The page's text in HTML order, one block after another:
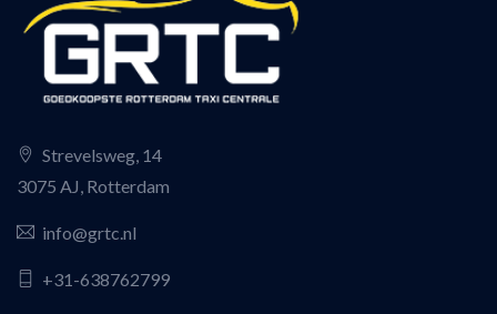
Strevelsweg, 14
3075 AJ, Rotterdam
info@grtc.nl
+31-638762799